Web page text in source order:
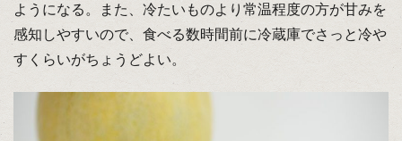
ようになる。また、冷たいものより常温程度の方が甘みを
感知しやすいので、食べる数時間前に冷蔵庫でさっと冷や
すくらいがちょうどよい。